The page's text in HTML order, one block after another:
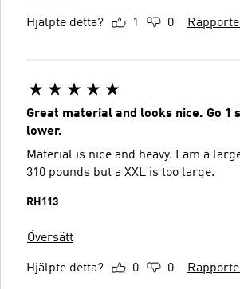
Hjälpte detta? 1 0
Great material and looks nice. Go 1
lower.
Material is nice and heavy. I am a
310 pounds but a XXL is too large.
RH113
Översätt
Hjälpte detta? 0 0